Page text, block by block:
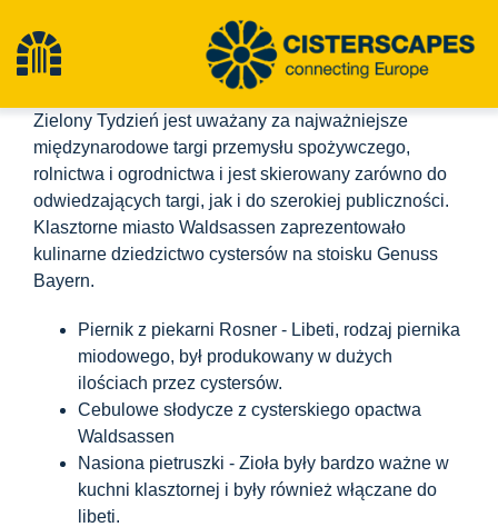
treściPrzełącz
nawigację
Cysterny
Obiekty dziedzictwa kulturowego
Turystyka piesza
Najnowsze wiadomości
Wydarzenia
Centrum informacyjne
Zielony Tydzień jest uważany za najważniejsze
międzynarodowe targi przemysłu spożywczego,
rolnictwa i ogrodnictwa i jest skierowany zarówno do
odwiedzających targi, jak i do szerokiej publiczności.
Klasztorne miasto Waldsassen zaprezentowało
kulinarne dziedzictwo cystersów na stoisku Genuss
Bayern.
Piernik z piekarni Rosner - Libeti, rodzaj piernika
miodowego, był produkowany w dużych
ilościach przez cystersów.
Cebulowe słodycze z cysterskiego opactwa
Waldsassen
Nasiona pietruszki - Zioła były bardzo ważne w
kuchni klasztornej i były również włączane do
libeti.